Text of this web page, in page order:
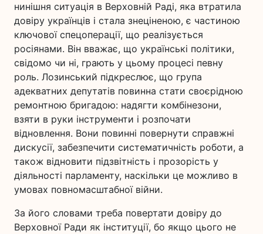
нинішня ситуація в Верховній Раді, яка втратила
довіру українців і стала знеціненою, є частиною
ключової спецоперації, що реалізується
росіянами. Він вважає, що українські політики,
свідомо чи ні, грають у цьому процесі певну
роль. Лозинський підкреслює, що група
адекватних депутатів повинна стати своєрідною
ремонтною бригадою: надягти комбінезони,
взяти в руки інструменти і розпочати
відновлення. Вони повинні повернути справжні
дискусії, забезпечити систематичність роботи, а
також відновити підзвітність і прозорість у
діяльності парламенту, наскільки це можливо в
умовах повномасштабної війни.
За його словами треба повертати довіру до
Верховної Ради як інституції, бо якщо цього не